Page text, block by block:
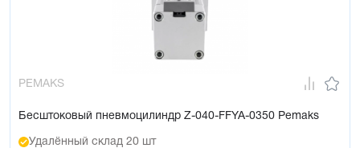
PEMAKS
Бесштоковый пневмоцилиндр Z-040-FFYA-0350 Pemaks
Удалённый склад 20 шт